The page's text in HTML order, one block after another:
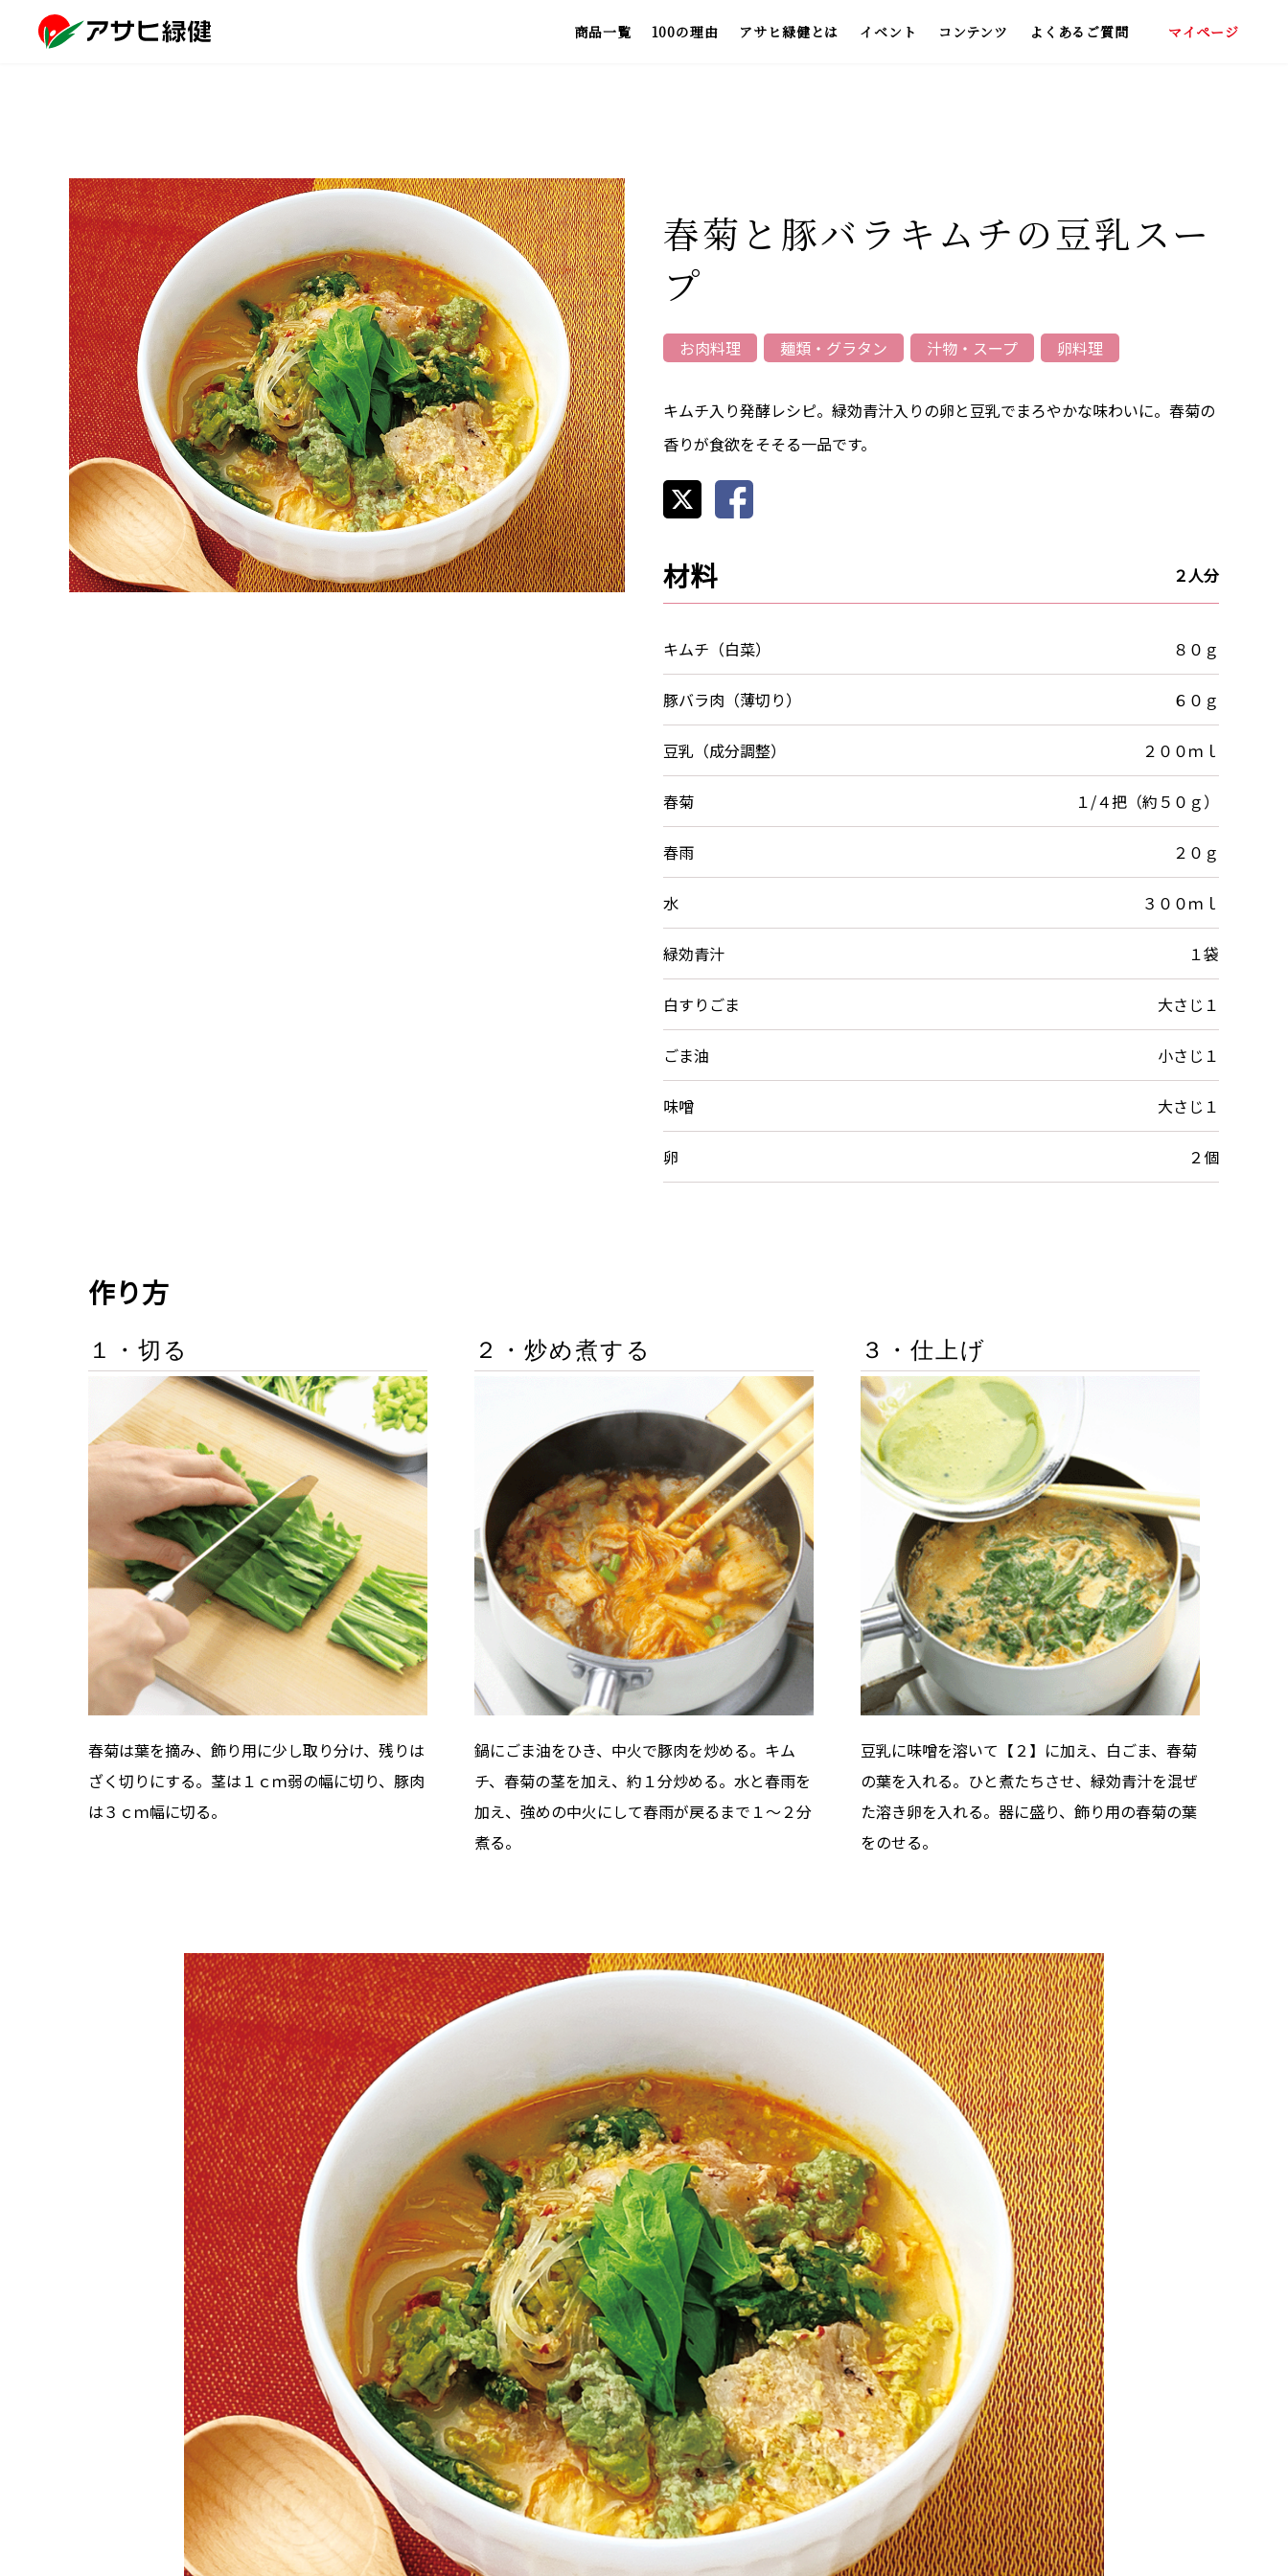
商品一覧 100の理由 アサヒ緑健とは イベント コンテンツ よくあるご質問 マイページ
春菊と豚バラキムチの豆乳スー
プ
お肉料理 麺類・グラタン 汁物・スープ 卵料理
キムチ入り発酵レシピ。緑効青汁入りの卵と豆乳でまろやかな味わいに。春菊の
香りが食欲をそそる一品です。
材料 ２人分
キムチ（白菜） ８０ｇ
豚バラ肉（薄切り） ６０ｇ
豆乳（成分調整） ２００ｍｌ
春菊 １/４把（約５０ｇ）
春雨 ２０ｇ
水 ３００ｍｌ
緑効青汁 １袋
白すりごま 大さじ１
ごま油 小さじ１
味噌 大さじ１
卵 ２個
作り方
１・切る
春菊は葉を摘み、飾り用に少し取り分け、残りは
ざく切りにする。茎は１ｃｍ弱の幅に切り、豚肉
は３ｃｍ幅に切る。
２・炒め煮する
鍋にごま油をひき、中火で豚肉を炒める。キム
チ、春菊の茎を加え、約１分炒める。水と春雨を
加え、強めの中火にして春雨が戻るまで１～２分
煮る。
３・仕上げ
豆乳に味噌を溶いて【２】に加え、白ごま、春菊
の葉を入れる。ひと煮たちさせ、緑効青汁を混ぜ
た溶き卵を入れる。器に盛り、飾り用の春菊の葉
をのせる。